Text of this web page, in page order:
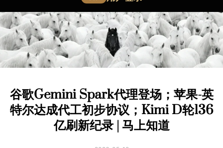
谷歌Gemini Spark代理登场；苹果-英
特尔达成代工初步协议；Kimi D轮136
亿刷新纪录 | 马上知道